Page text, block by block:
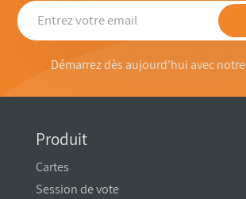
Démarrez dès aujourd'hui avec notre
Produit
Cartes
Session de vote